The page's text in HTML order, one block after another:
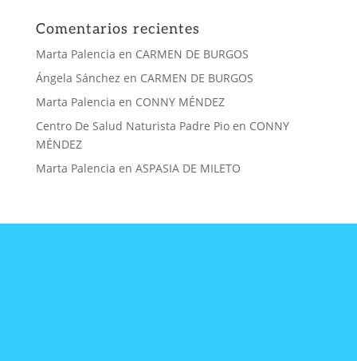
Comentarios recientes
Marta Palencia en CARMEN DE BURGOS
Ángela Sánchez en CARMEN DE BURGOS
Marta Palencia en CONNY MÉNDEZ
Centro De Salud Naturista Padre Pioen CONNY
MÉNDEZ
Marta Palencia en ASPASIA DE MILETO